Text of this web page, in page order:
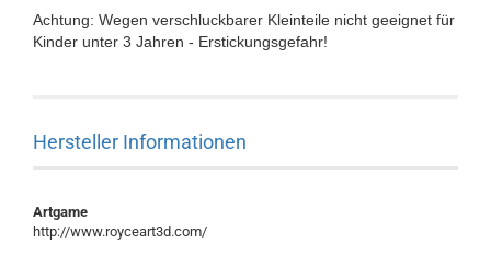
Achtung: Wegen verschluckbarer Kleinteile nicht geeignet für
Kinder unter 3 Jahren - Erstickungsgefahr!
Hersteller Informationen
Artgame
http://www.royceart3d.com/